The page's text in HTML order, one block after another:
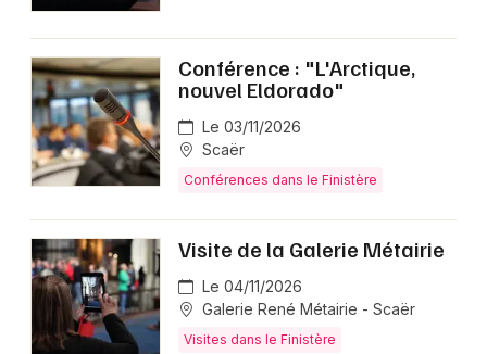
Conférence : "L'Arctique,
nouvel Eldorado"
Le 03/11/2026
Scaër
Conférences dans le Finistère
Visite de la Galerie Métairie
Le 04/11/2026
Galerie René Métairie - Scaër
Visites dans le Finistère